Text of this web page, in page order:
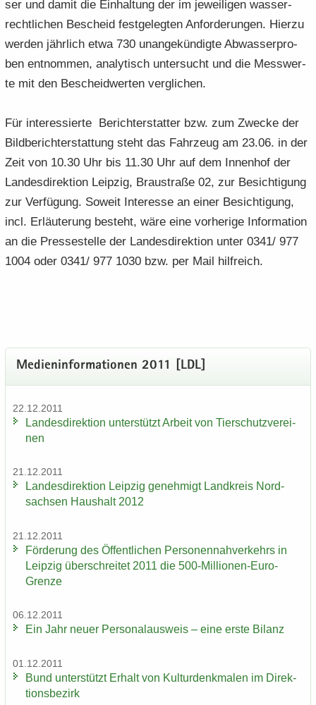
ser und damit die Ein­hal­tung der im je­wei­li­gen was­ser­
recht­li­chen Be­scheid fest­ge­leg­ten An­for­de­run­gen. Hier­zu
wer­den jähr­lich etwa 730 un­an­ge­kün­dig­te Ab­was­ser­pro­
ben ent­nom­men, ana­ly­tisch un­ter­sucht und die Mess­wer­
te mit den Be­scheid­wer­ten ver­gli­chen.
Für in­ter­es­sier­te Be­richt­erstat­ter bzw. zum Zwe­cke der
Bild­be­richt­erstat­tung steht das Fahr­zeug am 23.06. in der
Zeit von 10.30 Uhr bis 11.30 Uhr auf dem In­nen­hof der
Lan­des­di­rek­ti­on Leip­zig, Brau­stra­ße 02, zur Be­sich­ti­gung
zur Ver­fü­gung. So­weit In­ter­es­se an einer Be­sich­ti­gung,
incl. Er­läu­te­rung be­steht, wäre eine vor­he­ri­ge In­for­ma­ti­on
an die Pres­se­stel­le der Lan­des­di­rek­ti­on unter 0341/ 977
1004 oder 0341/ 977 1030 bzw. per Mail hilf­reich.
Me­di­en­in­for­ma­tio­nen 2011 [LDL]
22.12.2011
Lan­des­di­rek­ti­on un­ter­stützt Ar­beit von Tier­schutz­ver­ei­
nen
21.12.2011
Lan­des­di­rek­ti­on Leip­zig ge­neh­migt Land­kreis Nord­
sach­sen Haus­halt 2012
21.12.2011
För­de­rung des Öf­fent­li­chen Per­so­nen­nah­ver­kehrs in
Leip­zig über­schrei­tet 2011 die 500-​Millionen-Euro-
Grenze
06.12.2011
Ein Jahr neuer Per­so­nal­aus­weis – eine erste Bi­lanz
01.12.2011
Bund un­ter­stützt Er­halt von Kul­tur­denk­ma­len im Di­rek­
ti­ons­be­zirk